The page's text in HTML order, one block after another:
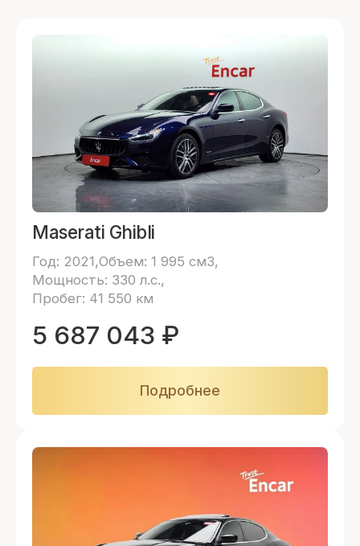
Maserati Ghibli
Год: 2021 Объем: 1 995 см3
Мощность: 330 л.с.
Пробег: 41 550 км
5 687 043 ₽
Подробнее